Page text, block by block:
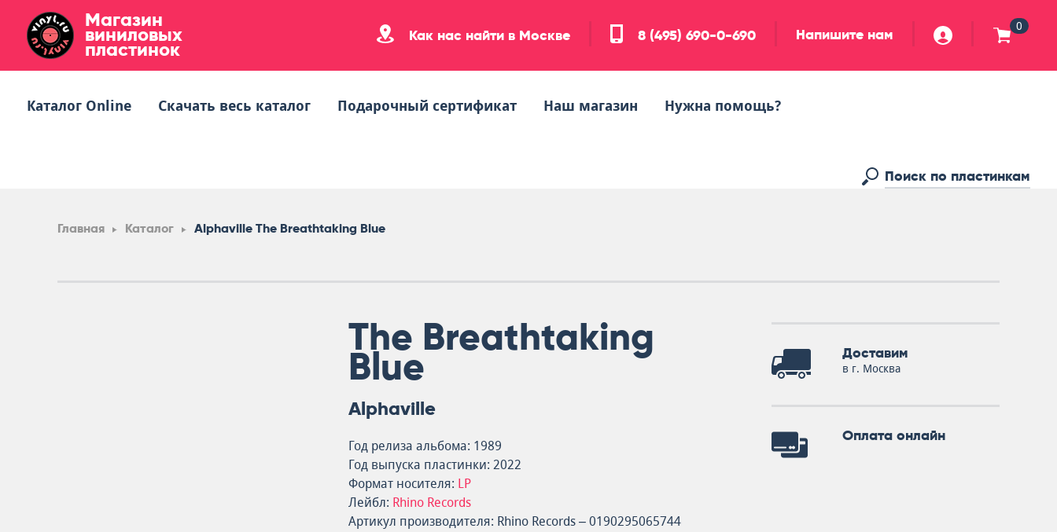
Магазин
виниловых
пластинок
Как нас найти в Москве 8 (495) 690-0-690 Напишите нам 0
Каталог Online Скачать весь каталог Подарочный сертификат Наш магазин Нужна помощь?
Главная Каталог Alphaville The Breathtaking Blue
The Breathtaking
Blue
Alphaville
Год релиза альбома: 1989
Год выпуска пластинки: 2022
Формат носителя: LP
Лейбл: Rhino Records
Артикул производителя: Rhino Records – 0190295065744
Доставим
в г. Москва
Оплата онлайн